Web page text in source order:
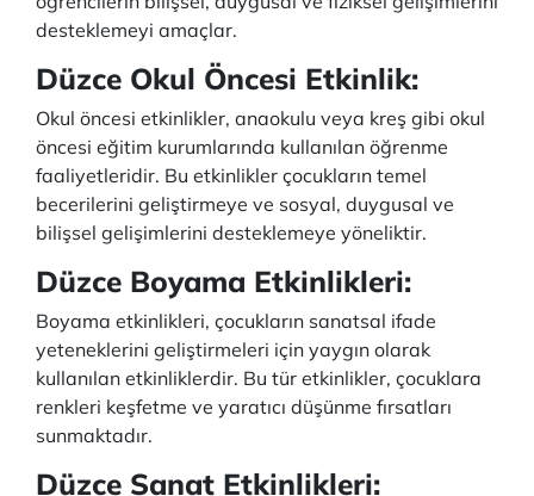
desteklemeyi amaçlar.
Düzce Okul Öncesi Etkinlik:
Okul öncesi etkinlikler, anaokulu veya kreş gibi okul
öncesi eğitim kurumlarında kullanılan öğrenme
faaliyetleridir. Bu etkinlikler çocukların temel
becerilerini geliştirmeye ve sosyal, duygusal ve
bilişsel gelişimlerini desteklemeye yöneliktir.
Düzce Boyama Etkinlikleri:
Boyama etkinlikleri, çocukların sanatsal ifade
yeteneklerini geliştirmeleri için yaygın olarak
kullanılan etkinliklerdir. Bu tür etkinlikler, çocuklara
renkleri keşfetme ve yaratıcı düşünme fırsatları
sunmaktadır.
Düzce Sanat Etkinlikleri: